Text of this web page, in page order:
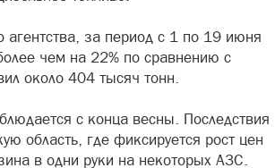
за период с 1 по 19 июня
чем на 22% по сравнению с
около 404 тысяч тонн.
с конца весны. Последствия
область, где фиксируется рост цен
в одни руки на некоторых АЗС.